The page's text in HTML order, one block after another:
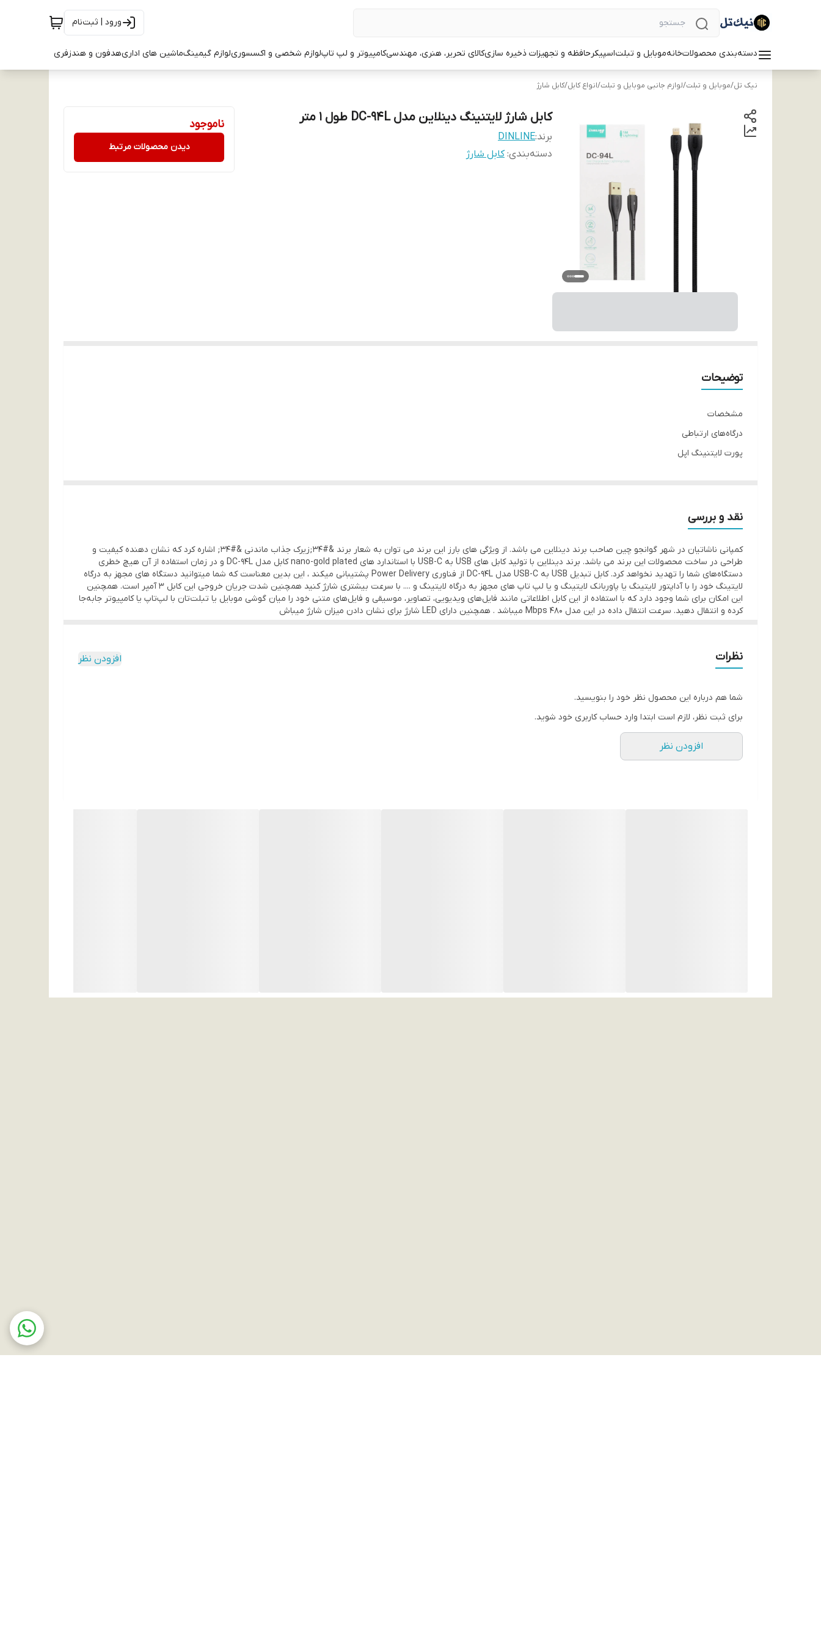
ورود | ثبت‌نام
دسته‌بندی محصولاتخانهموبایل و تبلتاسپیکرحافظه و تجهیزات ذخیره سازیکالای تحریر، هنری، مهندسیکامپیوتر و لپ تاپلوازم شخصی و اکسسوریلوازم گیمینگماشین های اداریهدفون و هندزفری
نیک تل/موبایل و تبلت/لوازم جانبی موبایل و تبلت/انواع کابل/کابل شارژ
کابل شارژ لایتنینگ دینلاین مدل DC-94L طول 1 متر
برند:DINLINE
دسته‌بندی:کابل شارژ
ناموجود
دیدن محصولات مرتبط
توضیحات
مشخصات
درگاه‌های ارتباطی
پورت لایتنینگ اپل
نوع کابل
لایتنینگ
نوع رابط
لایتنینگ
نقد و بررسی
کمپانی ناشاتیان در شهر گوانجو چین صاحب برند دینلاین می باشد. از ویژگی های بارز این برند می توان به شعار برند &#34;زیرک جذاب ماندنی &#34; اشاره کرد که نشان دهنده کیفیت و
طراحی در ساخت محصولات این برند می باشد. برند دینلاین با تولید کابل های USB به USB-C با استاندارد های nano-gold plated کابل مدل DC-94L و در زمان استفاده از آن هیچ خطری
دستگاه‌های شما را تهدید نخواهد کرد. کابل تبدیل USB به USB-C مدل DC-94L از فناوری Power Delivery پشتیبانی میکند ، این بدین معناست که شما میتوانید دستگاه های مجهز به درگاه
لایتینگ خود را با آداپتور لایتینگ یا پاوربانک لایتینگ و یا لپ تاپ های مجهز به درگاه لایتینگ و .... با سرعت بیشتری شارژ کنید همچنین شدت جریان خروجی این کابل 3 آمپر است. همچنین
این امکان برای شما وجود دارد که با استفاده از این کابل اطلاعاتی مانند فایل‌های ویدیویی، تصاویر، موسیقی و فایل‌های متنی خود را میان گوشی موبایل یا تبلت‌تان با لپ‌تاپ یا کامپیوتر جابه‌جا
کرده و انتقال دهید. سرعت انتقال داده در این مدل 480 Mbps میباشد . همچنین دارای LED شارژ برای نشان دادن میزان شارژ میباش
نظرات افزودن نظر
شما هم درباره این محصول نظر خود را بنویسید.
برای ثبت نظر، لازم است ابتدا وارد حساب کاربری خود شوید.
افزودن نظر